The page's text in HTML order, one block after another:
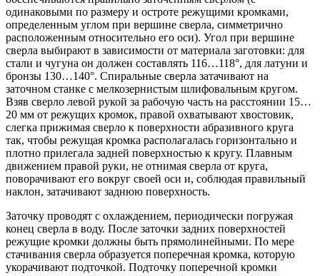
одинаковыми по размеру и остроте режущими кромками,
определенным углом при вершине сверла, симметрично
расположенным относительно его оси). Угол при вершине
сверла выбирают в зависимости от материала заготовки: для
стали и чугуна он должен составлять 116…118°, для латуни и
бронзы 130…140°. Спиральные сверла затачивают на
заточном станке с мелкозернистым шлифовальным кругом.
Взяв сверло левой рукой за рабочую часть на расстоянии 15…
20 мм от режущих кромок, правой охватывают хвостовик,
слегка прижимая сверло к поверхности абразивного круга
так, чтобы режущая кромка располагалась горизонтально и
плотно прилегала задней поверхностью к кругу. Плавным
движением правой руки, не отнимая сверла от круга,
поворачивают его вокруг своей оси и, соблюдая правильный
наклон, затачивают заднюю поверхность.
Заточку проводят с охлаждением, периодически погружая
конец сверла в воду. После заточки задних поверхностей
режущие кромки должны быть прямолинейными. По мере
стачивания сверла образуется поперечная кромка, которую
укорачивают подточкой. Подточку поперечной кромки